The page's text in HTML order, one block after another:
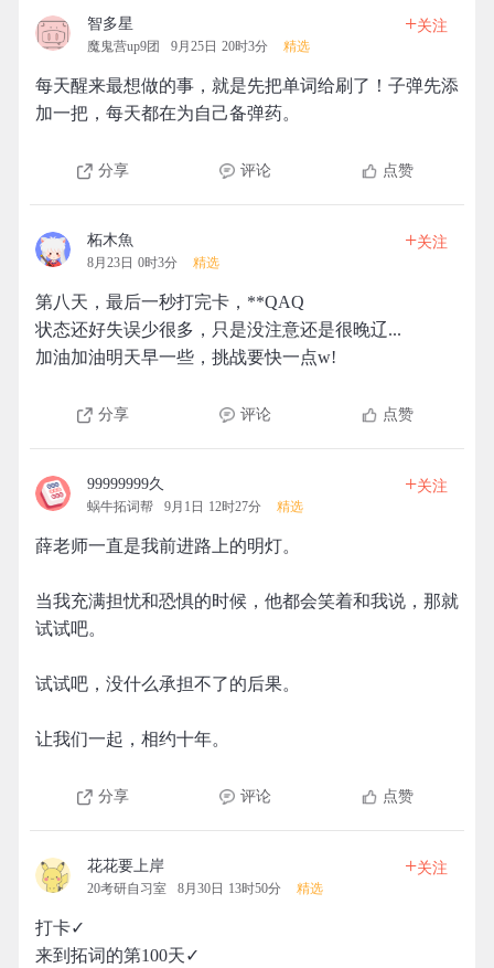
智多星
魔鬼营up9团 9月25日 20时3分 精选
+关注
每天醒来最想做的事，就是先把单词给刷了！子弹先添
加一把，每天都在为自己备弹药。
分享 评论 点赞
柘木魚
8月23日 0时3分 精选
+关注
第八天，最后一秒打完卡，**QAQ
状态还好失误少很多，只是没注意还是很晚辽...
加油加油明天早一些，挑战要快一点w!
分享 评论 点赞
99999999久
蜗牛拓词帮 9月1日 12时27分 精选
+关注
薛老师一直是我前进路上的明灯。
当我充满担忧和恐惧的时候，他都会笑着和我说，那就
试试吧。
试试吧，没什么承担不了的后果。
让我们一起，相约十年。
分享 评论 点赞
花花要上岸
20考研自习室 8月30日 13时50分 精选
+关注
打卡✓
来到拓词的第100天✓